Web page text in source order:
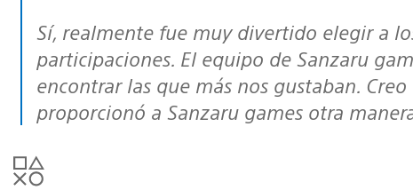
Sí, realmente fue muy divertido elegir a los gandores. Teníamos cientos de
participaciones. El equipo de Sanzaru
encontrar las que más nos gustaban.
proporcionó a Sanzaru games otra